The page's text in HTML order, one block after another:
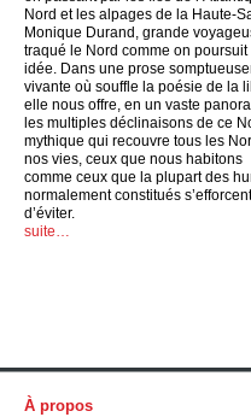
Nord et les alpages de la Haute-
Monique Durand, grande
traqué le Nord comme on poursuit
idée. Dans une prose
vivante où souffle la poésie de la
elle nous offre, en un vaste
les multiples déclinaisons de ce
mythique qui recouvre tous les
nos vies, ceux que nous habitons
comme ceux que la plupart des
normalement constitués s’efforcent
d’éviter.
suite…
À propos